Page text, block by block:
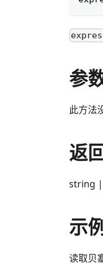
参
此方法
返
string
示
读取贝